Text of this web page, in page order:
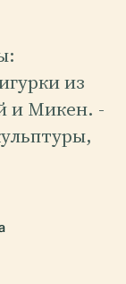
из
и Микен. -